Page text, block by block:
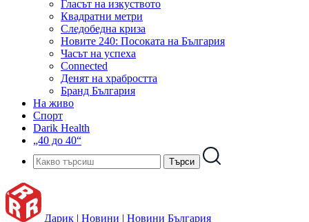
Гласът на изкуството
Квадратни метри
Следобедна криза
Новите 240: Посоката на България
Часът на успеха
Connected
Денят на храбростта
Бранд България
На живо
Спорт
Darik Health
„40 до 40“
Дарик | Новини | Новини България